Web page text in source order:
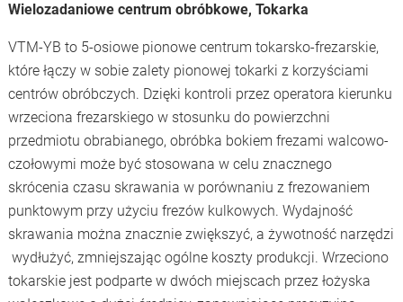
Wielozadaniowe centrum obróbkowe, Tokarka
VTM-YB to 5-osiowe pionowe centrum tokarsko-frezarskie,
które łączy w sobie zalety pionowej tokarki z korzyściami
centrów obróbczych. Dzięki kontroli przez operatora kierunku
wrzeciona frezarskiego w stosunku do powierzchni
przedmiotu obrabianego, obróbka bokiem frezami walcowo-
czołowymi może być stosowana w celu znacznego
skrócenia czasu skrawania w porównaniu z frezowaniem
punktowym przy użyciu frezów kulkowych. Wydajność
skrawania można znacznie zwiększyć, a żywotność narzędzi
wydłużyć, zmniejszając ogólne koszty produkcji. Wrzeciono
tokarskie jest podparte w dwóch miejscach przez łożyska